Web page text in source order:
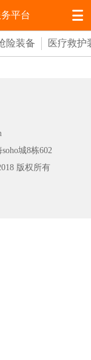
平台 
险装备 医疗救护
城8栋602
版权所有